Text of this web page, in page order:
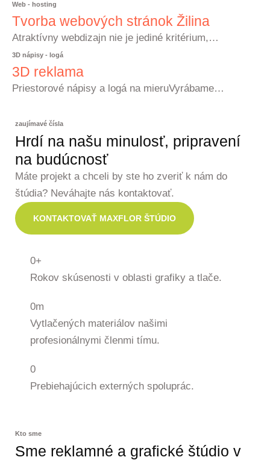
Web - hosting
Tvorba webových stránok Žilina
Atraktívny webdizajn nie je jediné kritérium,…
3D nápisy - logá
3D reklama
Priestorové nápisy a logá na mieruVyrábame…
zaujímavé čísla
Hrdí na našu minulosť, pripravení
na budúcnosť
Máte projekt a chceli by ste ho zveriť k nám do
štúdia? Neváhajte nás kontaktovať.
KONTAKTOVAŤ MAXFLOR ŠTÚDIO
0+
Rokov skúsenosti v oblasti grafiky a tlače.
0m
Vytlačených materiálov našimi
profesionálnymi členmi tímu.
0
Prebiehajúcich externých spoluprác.
Kto sme
Sme reklamné a grafické štúdio v